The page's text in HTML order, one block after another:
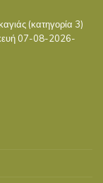
(κατηγορία 3)
07-08-2026-